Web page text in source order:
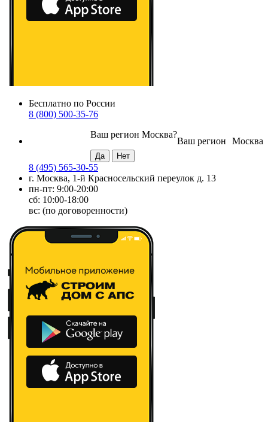
Бесплатно по России
8 (800) 500-35-76
Москва
Ваш регион
Ваш регион Москва?
8 (495) 565-30-55
г. Москва, 1-й Красносельский переулок д. 13
пн-пт: 9:00-20:00
сб: 10:00-18:00
вс: (по договоренности)